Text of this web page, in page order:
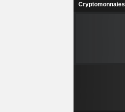
Cryptomonnaies